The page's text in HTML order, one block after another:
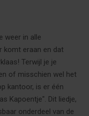
weer in alle
komt eraan en dat
Terwijl je je
of misschien wel het
kantoor, is er één
Kapoentje". Dit liedje,
onderdeel van de